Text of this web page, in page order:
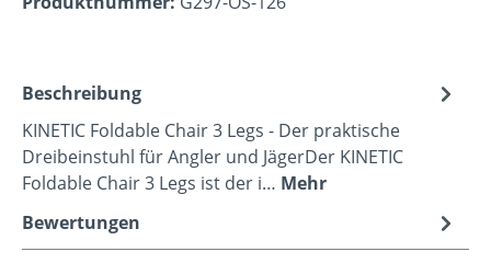
Beschreibung
KINETIC Foldable Chair 3 Legs - Der praktische
Dreibeinstuhl für Angler und JägerDer KINETIC
Foldable Chair 3 Legs ist der i… Mehr
Bewertungen